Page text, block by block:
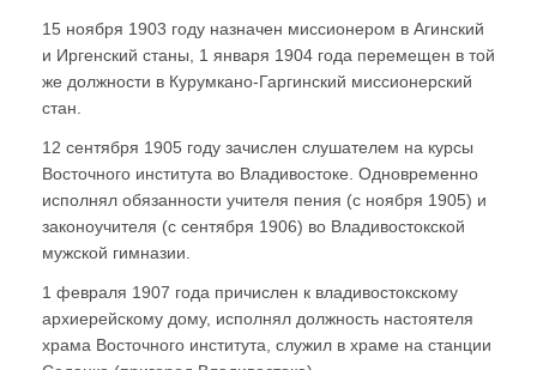
15 ноября 1903 году назначен миссионером в Агинский
и Иргенский станы, 1 января 1904 года перемещен в той
же должности в Курумкано-Гаргинский миссионерский
стан.
12 сентября 1905 году зачислен слушателем на курсы
Восточного института во Владивостоке. Одновременно
исполнял обязанности учителя пения (с ноября 1905) и
законоучителя (с сентября 1906) во Владивостокской
мужской гимназии.
1 февраля 1907 года причислен к владивостокскому
архиерейскому дому, исполнял должность настоятеля
храма Восточного института, служил в храме на станции